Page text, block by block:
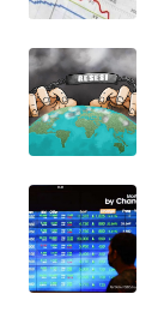
JATENG
WN
NUSANTARA
JOGJA
WN
JATIM